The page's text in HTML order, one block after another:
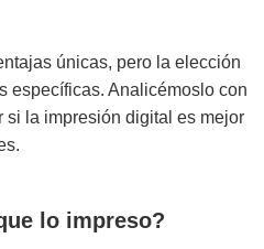
únicas, pero la elección
específicas. Analicémoslo con
si la impresión digital es mejor
lo impreso?